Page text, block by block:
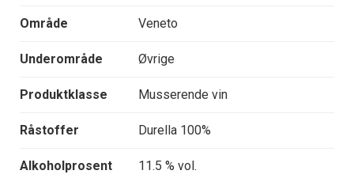
Område Veneto
Underområde Øvrige
Produktklasse Musserende vin
Råstoffer Durella 100%
Alkoholprosent 11.5 % vol.